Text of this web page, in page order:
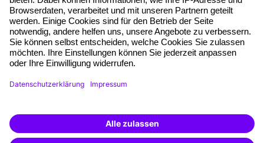
KI Texte menschlicher machen und unverwechselbar
bleiben
KI-Projekte zum Erfolg bringen
Datenschutz